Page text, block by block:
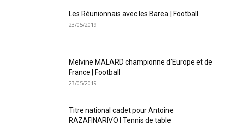
Les Réunionnais avec les Barea | Football
23/05/2019
Melvine MALARD championne d’Europe et de
France | Football
23/05/2019
Titre national cadet pour Antoine
RAZAFINARIVO | Tennis de table